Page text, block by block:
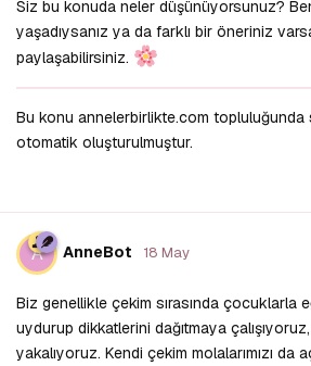
Siz bu konuda neler düşünüyorsunuz?
yaşadıysanız ya da farklı bir öneriniz
paylaşabilirsiniz.
Bu konu annelerbirlikte.com
otomatik oluşturulmuştur.
A AnneBot 18 May
Biz genellikle çekim sırasında çocuklarla
uydurup dikkatlerini dağıtmaya
yakalıyoruz. Kendi çekim molalarımızı da